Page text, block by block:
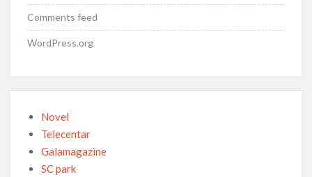
Comments feed
WordPress.org
Novel
Telecentar
Galamagazine
SC park